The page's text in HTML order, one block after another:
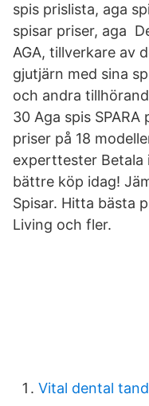
spis prislista, aga
spisar priser, aga
AGA, tillverkare av
gjutjärn med sina
och andra
30 Aga spis
priser på 18
experttester
bättre köp idag!
Spisar. Hitta bästa
Living och fler.
Vital dental